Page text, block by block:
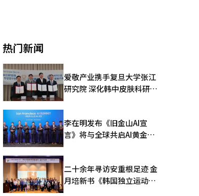
热门新闻
爱敬产业携手复旦大学张江
研究院 深化韩中皮肤科研合
李在明发布《旧金山AI宣
言》将与全球共启AI黄金时
二十余年寻访安重根足迹 金
月培新书《韩国独立运动圣